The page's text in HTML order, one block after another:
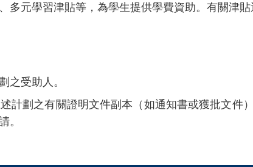
多元學習津貼等，為學生提供學費資助。有關津貼
之受助人。
計劃之有關證明文件副本（如通知書或獲批文件
。